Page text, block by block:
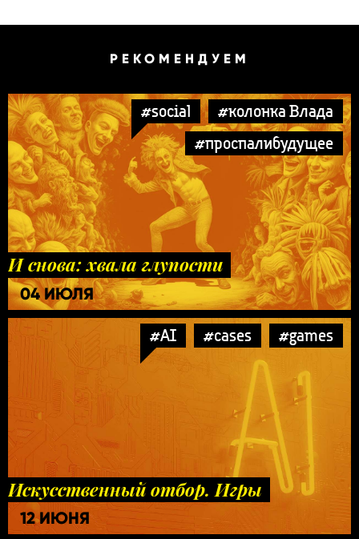
РЕКОМЕНДУЕМ
#social
#колонка Влада
#проспалибудущее
И снова: хвала глупости
04 ИЮЛЯ
#AI #cases #games
Искусственный отбор. Игры
12 ИЮНЯ